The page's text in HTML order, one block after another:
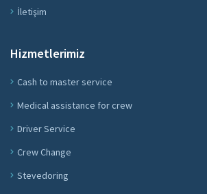
İletişim
Hizmetlerimiz
Cash to master service
Medical assistance for crew
Driver Service
Crew Change
Stevedoring